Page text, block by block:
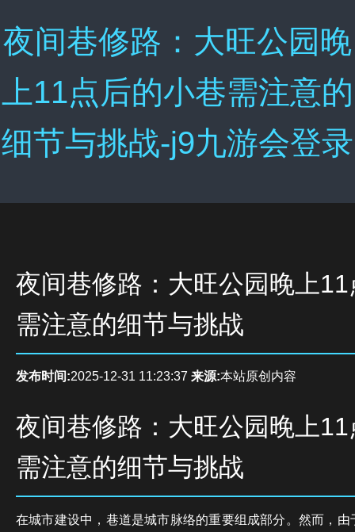
夜间巷修路：大旺公园晚
上11点后的小巷需注意的
细节与挑战-j9九游会登录
夜间巷修路：大旺公园晚上
需注意的细节与挑战
发布时间:2025-12-31 11:23:37 来源:本站原创内容
夜间巷修路：大旺公园晚上
需注意的细节与挑战
在城市建设中，巷道是城市脉络的重要组成部分。然而，